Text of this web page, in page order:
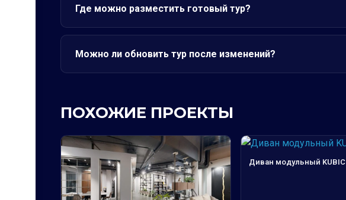
Где можно разместить готовый тур?
Можно ли обновить тур после изменений?
ПОХОЖИЕ ПРОЕКТЫ
Диван модульный KUBIC